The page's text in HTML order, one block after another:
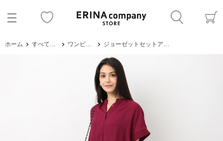
ホーム すべてのアイテム ワンピース・サロペット ジョーゼットセットアップ